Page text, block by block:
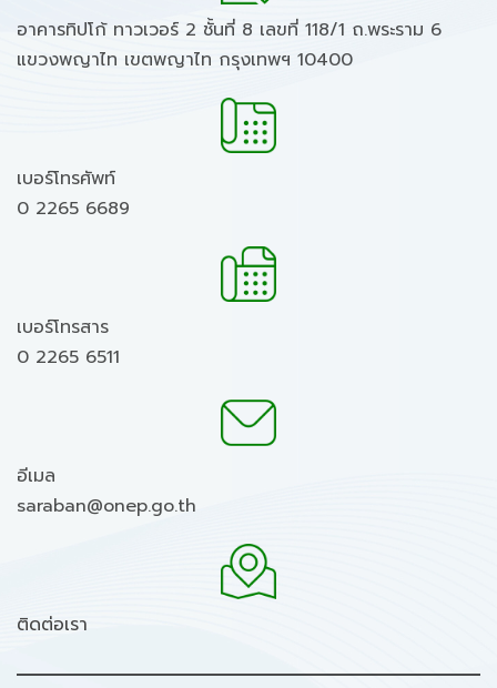
อาคารทิปโก้ ทาวเวอร์ 2 ชั้นที่ 8 เลขที่ 118/1 ถ.พระราม 6
แขวงพญาไท เขตพญาไท กรุงเทพฯ 10400
เบอร์โทรศัพท์
0 2265 6689
เบอร์โทรสาร
0 2265 6511
อีเมล
saraban@onep.go.th
ติดต่อเรา